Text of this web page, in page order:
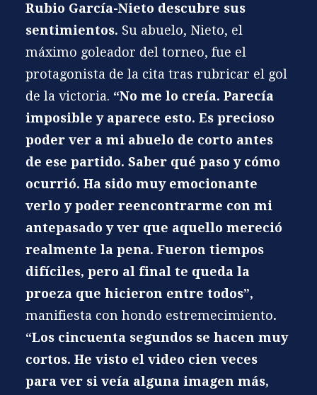
Rubio García-Nieto descubre sus
sentimientos. Su abuelo, Nieto, el
máximo goleador del torneo, fue el
protagonista de la cita tras rubricar el gol
de la victoria. “No me lo creía. Parecía
imposible y aparece esto. Es precioso
poder ver a mi abuelo de corto antes
de ese partido. Saber qué paso y cómo
ocurrió. Ha sido muy emocionante
verlo y poder reencontrarme con mi
antepasado y ver que aquello mereció
realmente la pena. Fueron tiempos
difíciles, pero al final te queda la
proeza que hicieron entre todos”,
manifiesta con hondo estremecimiento.
“Los cincuenta segundos se hacen muy
cortos. He visto el video cien veces
para ver si veía alguna imagen más,